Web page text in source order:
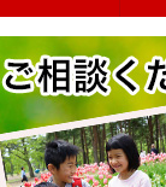
）
熱フロントガラス）
ートガード
ービス